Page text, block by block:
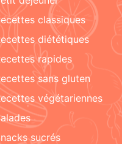
recettes classiques
recettes diététiques
recettes rapides
recettes sans gluten
recettes végétariennes
salades
snacks sucrés